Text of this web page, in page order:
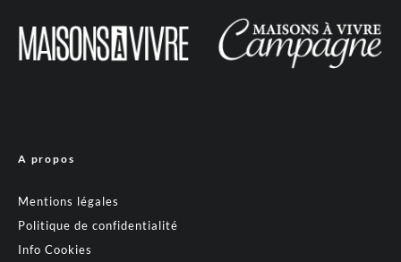
A propos
Mentions légales
Politique de confidentialité
Info Cookies